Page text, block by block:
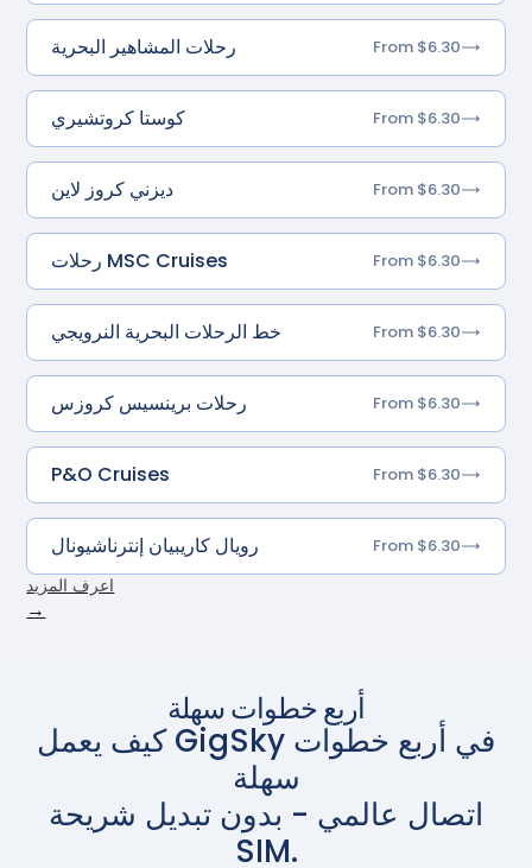
رحلات المشاهير البحرية From $6.30
كوستا كروتشيري From $6.30
ديزني كروز لاين From $6.30
رحلات MSC Cruises From $6.30
خط الرحلات البحرية النرويجي From $6.30
رحلات برينسيس كروزس From $6.30
P&O Cruises From $6.30
رويال كاريبيان إنترناشيونال From $6.30
اعرف المزيد
→
أربع خطوات سهلة
كيف يعمل GigSky في أربع خطوات
سهلة
اتصال عالمي - بدون تبديل شريحة
SIM.